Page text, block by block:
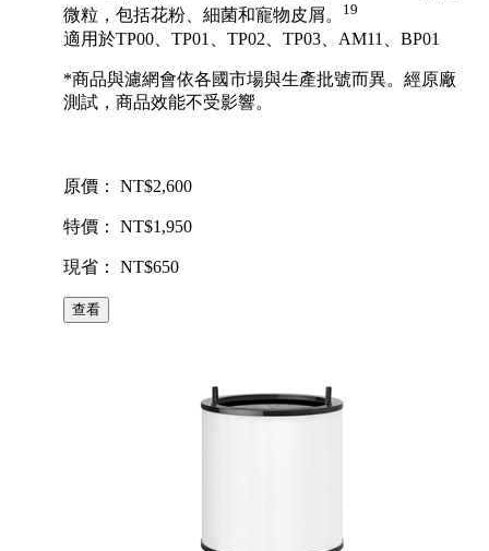
微粒，包括花粉、細菌和寵物皮屑。
19
適用於TP00、TP01、TP02、TP03、AM11、BP01
*商品與濾網會依各國市場與生產批號而異。經原廠
測試，商品效能不受影響。
原價： NT$2,600
特價： NT$1,950
現省： NT$650
查看